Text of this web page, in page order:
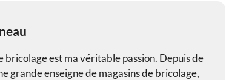
bricolage est ma véritable passion. Depuis de
grande enseigne de magasins de bricolage,